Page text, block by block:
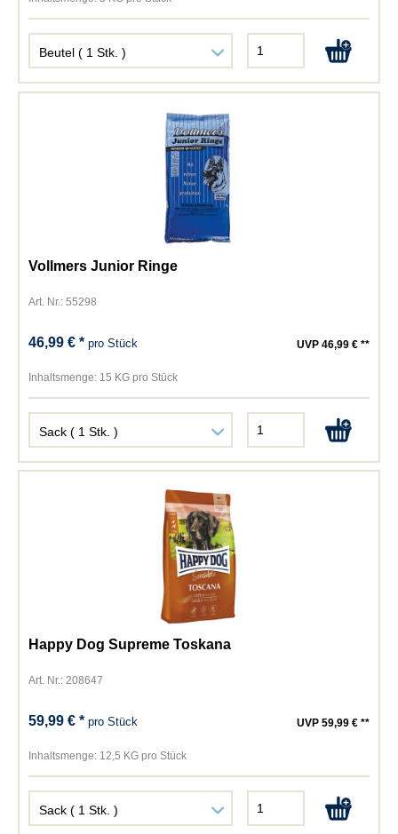
Vollmers Junior Ringe
Art. Nr.: 55298
46,99 € *pro Stück UVP 46,99 € **
Inhaltsmenge: 15 KG pro Stück
Happy Dog Supreme Toskana
Art. Nr.: 208647
59,99 € *pro Stück UVP 59,99 € **
Inhaltsmenge: 12,5 KG pro Stück